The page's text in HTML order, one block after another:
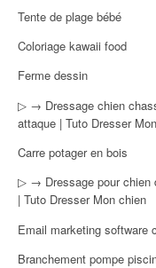
Tente de plage bébé
Coloriage kawaii food
Ferme dessin
▷ → Dressage chien
attaque | Tuto Dresser
Carre potager en bois
▷ → Dressage pour chien
| Tuto Dresser Mon chien
Email marketing software
Branchement pompe